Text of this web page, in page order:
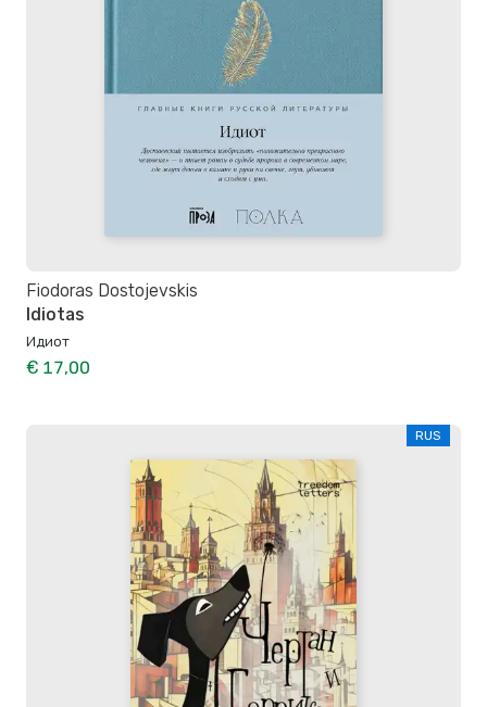
Fiodoras Dostojevskis
Idiotas
Идиот
€ 17,00
RUS